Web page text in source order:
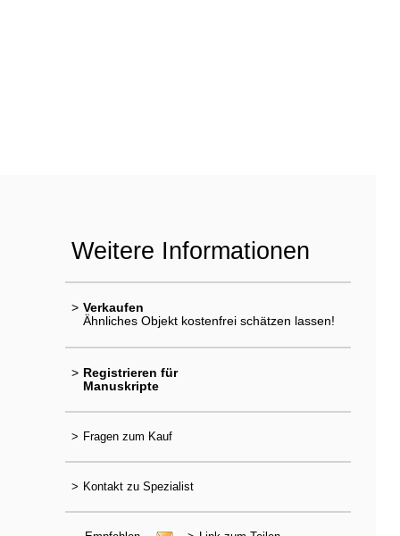
Weitere Informationen
> Verkaufen
Ähnliches Objekt kostenfrei schätzen lassen!
> Registrieren für
Manuskripte
> Fragen zum Kauf
> Kontakt zu Spezialist